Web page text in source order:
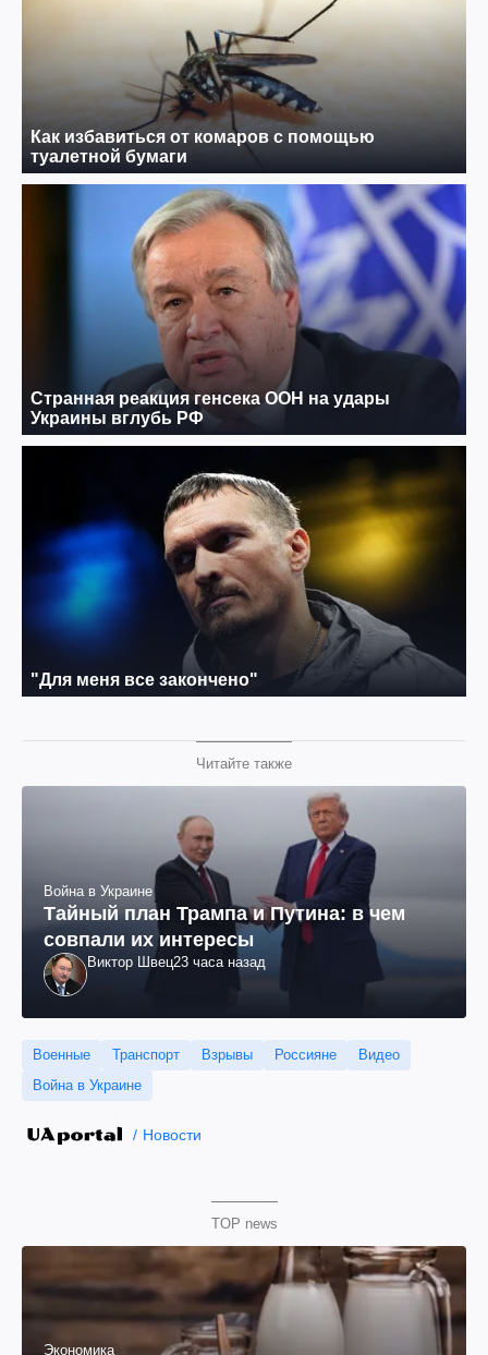
Читайте также
Война в Украине
Тайный план Трампа и Путина: в чем
совпали их интересы
Виктор Швец23 часа назад
Военные Транспорт Взрывы Россияне
Видео
Война в Украине
Новости
TOP news
Экономика